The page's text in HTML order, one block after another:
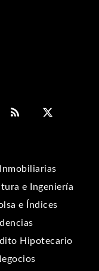
e Ingeniería
e Índices
Hipotecario